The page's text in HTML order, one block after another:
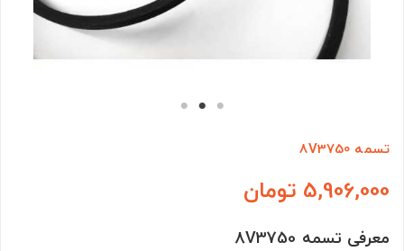
تسمه 8V3750
5,906,000 تومان
معرفی تسمه 8V3750